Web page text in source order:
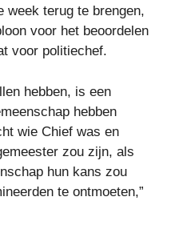
week terug te brengen,
voor het beoordelen
voor politiechef.
hebben, is een
hebben
wie Chief was en
zou zijn, als
hun kans zou
te ontmoeten,”